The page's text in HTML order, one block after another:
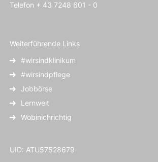
Telefon + 43 7248 601 - 0
Weiterführende Links
#wirsindklinikum
#wirsindpflege
Jobbörse
Lernwelt
Wobinichrichtig
UID: ATU57528679